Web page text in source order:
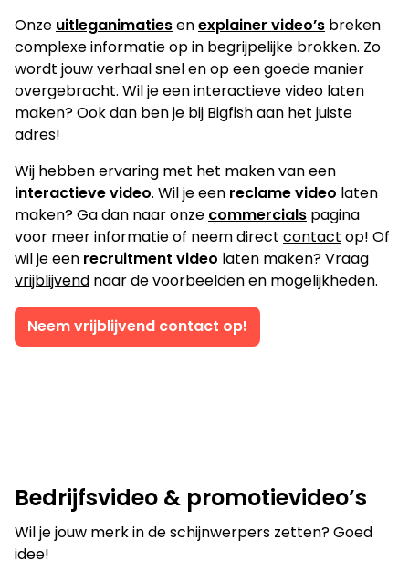
Onze uitleganimatiesenexplainer video’s breken
complexe informatie op in begrijpelijke brokken. Zo
wordt jouw verhaal snel en op een goede manier
overgebracht. Wil je een interactieve video laten
maken? Ook dan ben je bij Bigfish aan het juiste
adres!
Wij hebben ervaring met het maken van een
interactieve video. Wil je een reclame video laten
maken? Ga dan naar onze commercials pagina
voor meer informatie of neem direct contact op! Of
wil je een recruitment video laten maken?Vraag
vrijblijvend naar de voorbeelden en mogelijkheden.
Neem vrijblijvend contact op!
Bedrijfsvideo & promotievideo’s
Wil je jouw merk in de schijnwerpers zetten? Goed
idee!